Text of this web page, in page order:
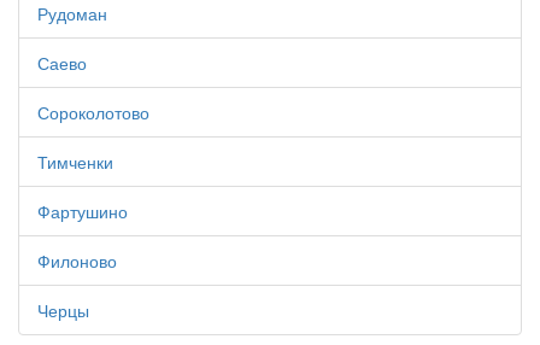
Рудоман
Саево
Сороколотово
Тимченки
Фартушино
Филоново
Черцы